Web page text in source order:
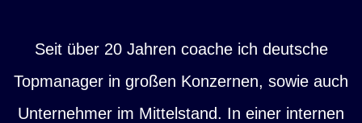
Seit über 20 Jahren coache ich deutsche
Topmanager in großen Konzernen, sowie auch
Unternehmer im Mittelstand. In einer internen